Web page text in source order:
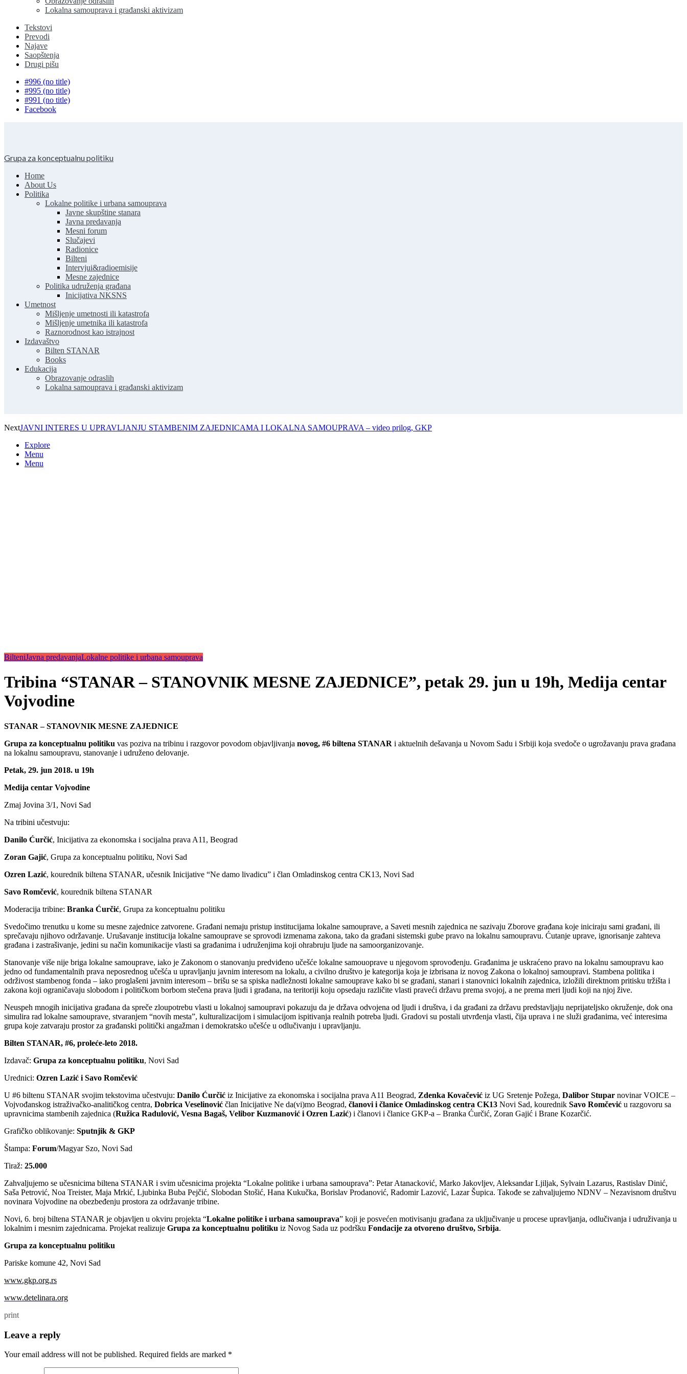
Lokalna samouprava i građanski aktivizam
Tekstovi
Prevodi
Najave
Saopštenja
Drugi pišu
#996 (no title)
#995 (no title)
#991 (no title)
Facebook
Grupa za konceptualnu politiku
Home
About Us
Politika
Lokalne politike i urbana samouprava
Javne skupštine stanara
Javna predavanja
Mesni forum
Slučajevi
Radionice
Bilteni
Intervjui&radioemisije
Mesne zajednice
Politika udruženja građana
Inicijativa NKSNS
Umetnost
Mišljenje umetnosti ili katastrofa
Mišljenje umetnika ili katastrofa
Raznorodnost kao istrajnost
Izdavaštvo
Bilten STANAR
Books
Edukacija
Obrazovanje odraslih
Lokalna samouprava i građanski aktivizam
NextJAVNI INTERES U UPRAVLJANJU STAMBENIM ZAJEDNICAMA I LOKALNA SAMOUPRAVA – video prilog, GKP
Explore
Menu
Menu
BilteniJavna predavanjaLokalne politike i urbana samouprava
Tribina “STANAR – STANOVNIK MESNE ZAJEDNICE”, petak 29. jun u 19h, Medija centar
Vojvodine
STANAR – STANOVNIK MESNE ZAJEDNICE
Grupa za konceptualnu politiku vas poziva na tribinu i razgovor povodom objavljivanja novog, #6 biltena STANAR i aktuelnih dešavanja u Novom Sadu i Srbiji koja svedoče o ugrožavanju prava građana
na lokalnu samoupravu, stanovanje i udruženo delovanje.
Petak, 29. jun 2018. u 19h
Medija centar Vojvodine
Zmaj Jovina 3/1, Novi Sad
Na tribini učestvuju:
Danilo Ćurčić, Inicijativa za ekonomska i socijalna prava A11, Beograd
Zoran Gajić, Grupa za konceptualnu politiku, Novi Sad
Ozren Lazić, kourednik biltena STANAR, učesnik Inicijative “Ne damo livadicu” i član Omladinskog centra CK13, Novi Sad
Savo Romčević, kourednik biltena STANAR
Moderacija tribine: Branka Ćurčić, Grupa za konceptualnu politiku
Svedočimo trenutku u kome su mesne zajednice zatvorene. Građani nemaju pristup institucijama lokalne samouprave, a Saveti mesnih zajednica ne sazivaju Zborove građana koje iniciraju sami građani, ili
sprečavaju njihovo održavanje. Urušavanje institucija lokalne samouprave se sprovodi izmenama zakona, tako da građani sistemski gube pravo na lokalnu samoupravu. Ćutanje uprave, ignorisanje zahteva
građana i zastrašivanje, jedini su način komunikacije vlasti sa građanima i udruženjima koji ohrabruju ljude na samoorganizovanje.
Stanovanje više nije briga lokalne samouprave, iako je Zakonom o stanovanju predviđeno učešće lokalne samouoprave u njegovom sprovođenju. Građanima je uskraćeno pravo na lokalnu samoupravu kao
jedno od fundamentalnih prava neposrednog učešća u upravljanju javnim interesom na lokalu, a civilno društvo je kategorija koja je izbrisana iz novog Zakona o lokalnoj samoupravi. Stambena politika i
održivost stambenog fonda – iako proglašeni javnim interesom – brišu se sa spiska nadležnosti lokalne samouprave kako bi se građani, stanari i stanovnici lokalnih zajednica, izložili direktnom pritisku tržišta i
zakona koji ograničavaju slobodom i političkom borbom stečena prava ljudi i građana, na teritoriji koju opsedaju različite vlasti praveći državu prema svojoj, a ne prema meri ljudi koji na njoj žive.
Neuspeh mnogih inicijativa građana da spreče zloupotrebu vlasti u lokalnoj samoupravi pokazuju da je država odvojena od ljudi i društva, i da građani za državu predstavljaju neprijateljsko okruženje, dok ona
simulira rad lokalne samouprave, stvaranjem “novih mesta”, kulturalizacijom i simulacijom ispitivanja realnih potreba ljudi. Gradovi su postali utvrđenja vlasti, čija uprava i ne služi građanima, već interesima
grupa koje zatvaraju prostor za građanski politički angažman i demokratsko učešće u odlučivanju i upravljanju.
Bilten STANAR, #6, proleće-leto 2018.
Izdavač: Grupa za konceptualnu politiku, Novi Sad
Urednici: Ozren Lazić i Savo Romčević
U #6 biltenu STANAR svojim tekstovima učestvuju: Danilo Ćurčić iz Inicijative za ekonomska i socijalna prava A11 Beograd, Zdenka Kovačević iz UG Sretenje Požega, Dalibor Stupar novinar VOICE –
Vojvođanskog istraživačko-analitičkog centra, Dobrica Veselinović član Inicijative Ne da(vi)mo Beograd, članovi i članice Omladinskog centra CK13 Novi Sad, kourednik Savo Romčević u razgovoru sa
upravnicima stambenih zajednica (Ružica Radulović, Vesna Bagaš, Velibor Kuzmanović i Ozren Lazić) i članovi i članice GKP-a – Branka Ćurčić, Zoran Gajić i Brane Kozarčić.
Grafičko oblikovanje: Sputnjik & GKP
Štampa: Forum/Magyar Szo, Novi Sad
Tiraž: 25.000
Zahvaljujemo se učesnicima biltena STANAR i svim učesnicima projekta “Lokalne politike i urbana samouprava”: Petar Atanacković, Marko Jakovljev, Aleksandar Ljiljak, Sylvain Lazarus, Rastislav Dinić,
Saša Petrović, Noa Treister, Maja Mrkić, Ljubinka Buba Pejčić, Slobodan Stošić, Hana Kukučka, Borislav Prodanović, Radomir Lazović, Lazar Šupica. Takođe se zahvaljujemo NDNV – Nezavisnom društvu
novinara Vojvodine na obezbeđenju prostora za održavanje tribine.
Novi, 6. broj biltena STANAR je objavljen u okviru projekta “Lokalne politike i urbana samouprava” koji je posvećen motivisanju građana za uključivanje u procese upravljanja, odlučivanja i udruživanja u
lokalnim i mesnim zajednicama. Projekat realizuje Grupa za konceptualnu politiku iz Novog Sada uz podršku Fondacije za otvoreno društvo, Srbija.
Grupa za konceptualnu politiku
Pariske komune 42, Novi Sad
www.gkp.org.rs
www.detelinara.org
print
Leave a reply
Your email address will not be published. Required fields are marked *